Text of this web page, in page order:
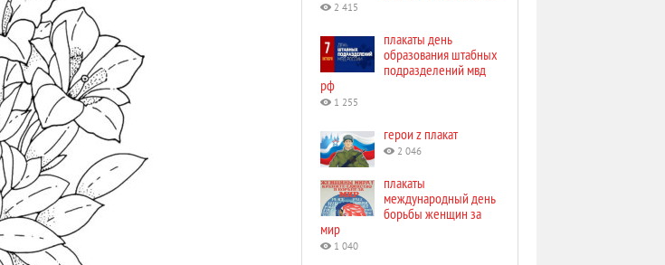
2 415
плакаты день
образования штабных
подразделений мвд
рф
1 255
герои z плакат
2 046
плакаты
международный день
борьбы женщин за
мир
1 040